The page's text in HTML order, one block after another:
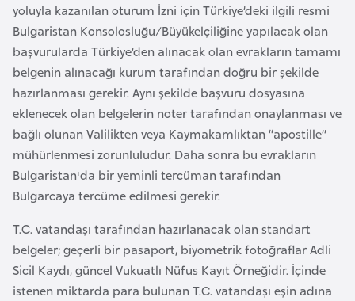
yoluyla kazanılan oturum İzni için Türkiye’deki ilgili resmi
Bulgaristan Konsolosluğu/Büyükelçiliğine yapılacak olan
başvurularda Türkiye’den alınacak olan evrakların tamamı
belgenin alınacağı kurum tarafından doğru bir şekilde
hazırlanması gerekir. Aynı şekilde başvuru dosyasına
eklenecek olan belgelerin noter tarafından onaylanması ve
bağlı olunan Valilikten veya Kaymakamlıktan “apostille”
mühürlenmesi zorunluludur. Daha sonra bu evrakların
Bulgaristan'da bir yeminli tercüman tarafından
Bulgarcaya tercüme edilmesi gerekir.
T.C. vatandaşı tarafından hazırlanacak olan standart
belgeler; geçerli bir pasaport, biyometrik fotoğraflar Adli
Sicil Kaydı, güncel Vukuatlı Nüfus Kayıt Örneğidir. İçinde
istenen miktarda para bulunan T.C. vatandaşı eşin adına
B
e
l
ç
i
k
a
B
n
i
n